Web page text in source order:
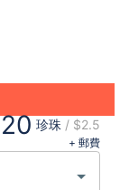
20 珍珠 / $2.5
+ 郵費